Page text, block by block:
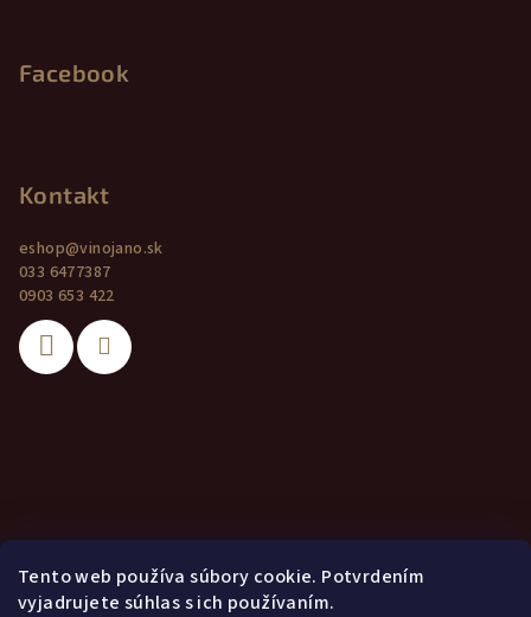
Tento web používa súbory cookie. Potvrdením
vyjadrujete súhlas s ich používaním.
Facebook
Kontakt
eshop@vinojano.sk
033 6477387
0903 653 422